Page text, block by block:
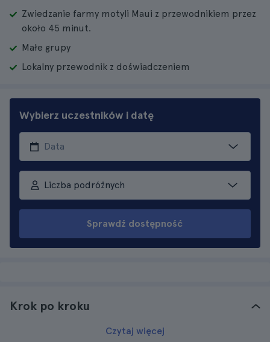
Zwiedzanie farmy motyli Maui z przewodnikiem przez
około 45 minut.
Małe grupy
Lokalny przewodnik z doświadczeniem
Wybierz uczestników i datę
Liczba podróżnych
Sprawdź dostępność
Krok po kroku
Czytaj więcej